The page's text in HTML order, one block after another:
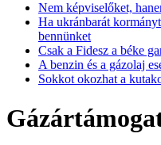
Nem képviselőket,
Ha ukránbarát
bennünket
Csak a Fidesz a béke
A benzin és a gázolaj
Sokkot okozhat a